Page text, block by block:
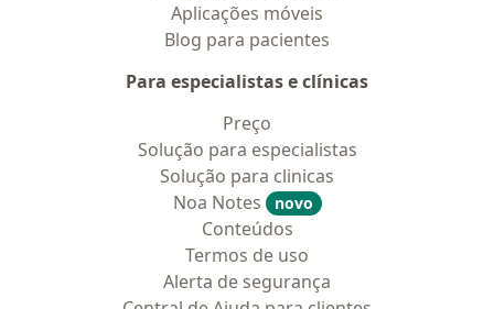
Aplicações móveis
Blog para pacientes
Para especialistas e clínicas
Preço
Solução para especialistas
Solução para clinicas
Noa Notes
novo
Conteúdos
Termos de uso
Alerta de segurança